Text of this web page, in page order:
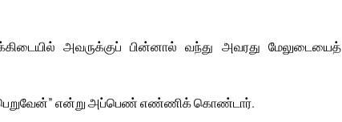
அவருக்குப் பின்னால் வந்து அவரது மேலுடையைத்
என்று அப்பெண் எண்ணிக் கொண்டார்.